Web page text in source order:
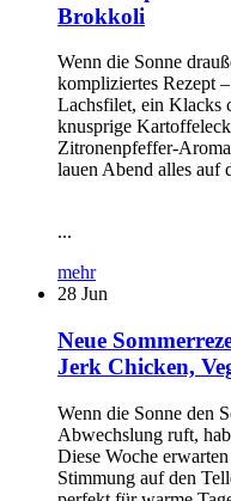
Brokkoli
Wenn die Sonne
kompliziertes Rezept
Lachsfilet, ein Klacks
knusprige
Zitronenpfeffer-
lauen Abend alles auf
...
mehr
28 Jun
Neue
Jerk Chicken,
Wenn die Sonne den
Abwechslung ruft,
Diese Woche
Stimmung auf den